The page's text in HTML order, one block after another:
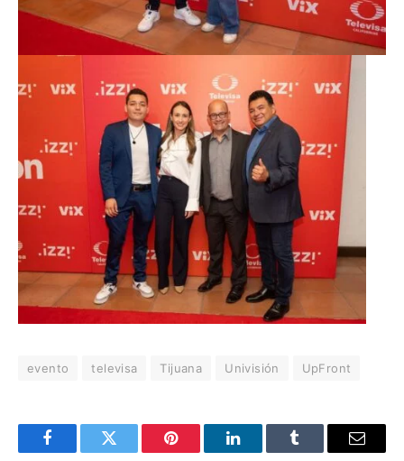
evento televisa Tijuana Univisión UpFront
FacebookTwitter Pinterest LinkedInTumblr Email